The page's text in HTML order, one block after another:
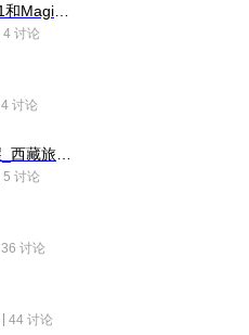
4 讨论
4 讨论
5 讨论
36 讨论
44 讨论